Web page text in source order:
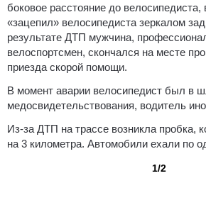
боковое расстояние до велосипедиста,
«зацепил» велосипедиста зеркалом
результате ДТП мужчина,
велоспортсмен, скончался на месте
приезда скорой помощи.
В момент аварии велосипедист был в
медосвидетельствования, водитель
Из-за ДТП на трассе возникла пробка,
на 3 километра. Автомобили ехали по
1/2